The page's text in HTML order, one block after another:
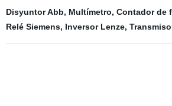
Disyuntor Abb, Multímetro, Contador de
Relé Siemens, Inversor Lenze,